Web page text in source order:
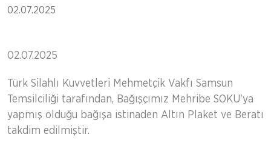
02.07.2025
02.07.2025
Türk Silahlı Kuvvetleri Mehmetçik Vakfı Samsun
Temsilciliği tarafından, Bağışçımız Mehribe SOKU'ya
yapmış olduğu bağışa istinaden Altın Plaket ve Beratı
takdim edilmiştir.